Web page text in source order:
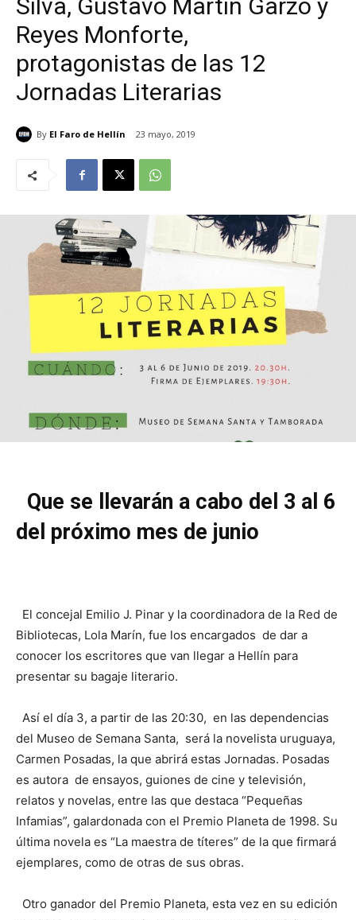
Silva, Gustavo Martín Garzo y
Reyes Monforte,
protagonistas de las 12
Jornadas Literarias
By El Faro de Hellín 23 mayo, 2019
Que se llevarán a cabo del 3 al 6
del próximo mes de junio
El concejal Emilio J. Pinar y la coordinadora de la Red de
Bibliotecas, Lola Marín, fue los encargados de dar a
conocer los escritores que van llegar a Hellín para
presentar su bagaje literario.
Así el día 3, a partir de las 20:30, en las dependencias
del Museo de Semana Santa, será la novelista uruguaya,
Carmen Posadas, la que abrirá estas Jornadas. Posadas
es autora de ensayos, guiones de cine y televisión,
relatos y novelas, entre las que destaca “Pequeñas
Infamias”, galardonada con el Premio Planeta de 1998. Su
última novela es “La maestra de títeres” de la que firmará
ejemplares, como de otras de sus obras.
Otro ganador del Premio Planeta, esta vez en su edición